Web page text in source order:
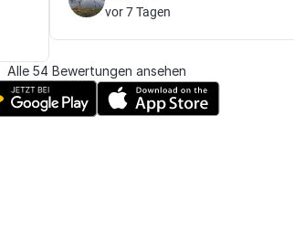
vor 7 Tagen
Alle 54 Bewertungen ansehen